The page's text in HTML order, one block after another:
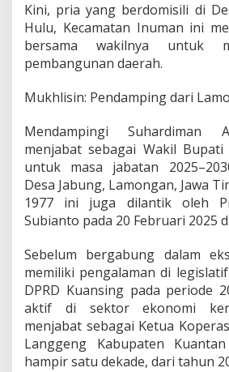
Kini, pria yang berdomisili di
Hulu, Kecamatan Inuman ini
bersama wakilnya untuk
pembangunan daerah.
Mukhlisin: Pendamping dari
Mendampingi Suhardiman
menjabat sebagai Wakil
untuk masa jabatan
Desa Jabung, Lamongan, Jawa
1977 ini juga dilantik oleh
Subianto pada 20 Februari 2025
Sebelum bergabung dalam
memiliki pengalaman di
DPRD Kuansing pada periode
aktif di sektor ekonomi
menjabat sebagai Ketua
Langgeng Kabupaten
hampir satu dekade, dari tahun